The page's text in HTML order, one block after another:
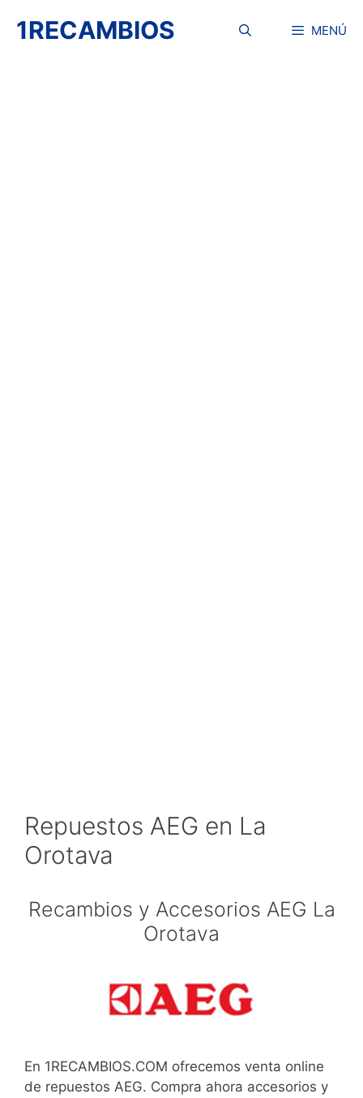
1RECAMBIOS MENÚ
Repuestos AEG en La
Orotava
Recambios y Accesorios AEG La
Orotava
En 1RECAMBIOS.COM ofrecemos venta online
de repuestos AEG. Compra ahora accesorios y